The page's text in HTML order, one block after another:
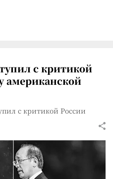
с критикой
американской
с критикой России